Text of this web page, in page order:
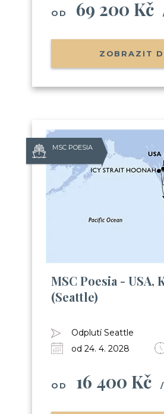
OD 69 200 Kč
ZOBRAZIT
MSC POESIA
MSC Poesia - USA,
(Seattle)
Odplutí Seattle
od 24. 4. 2028
OD 16 400 Kč